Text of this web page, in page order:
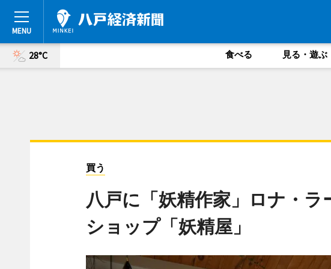
28°C 食べる 見る・遊ぶ
買う
八戸に「妖精作家」ロナ・
ショップ「妖精屋」